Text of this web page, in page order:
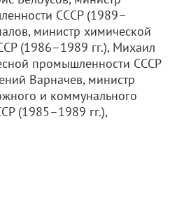
СССР (1989–
министр химической
(1986–1989 гг.), Михаил
промышленности СССР
Варначев, министр
и коммунального
(1985–1989 гг.),